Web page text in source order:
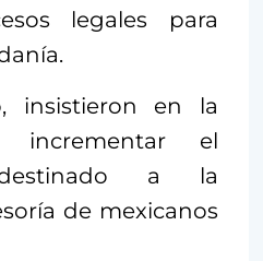
legales para
insistieron en la
incrementar el
destinado a la
de mexicanos